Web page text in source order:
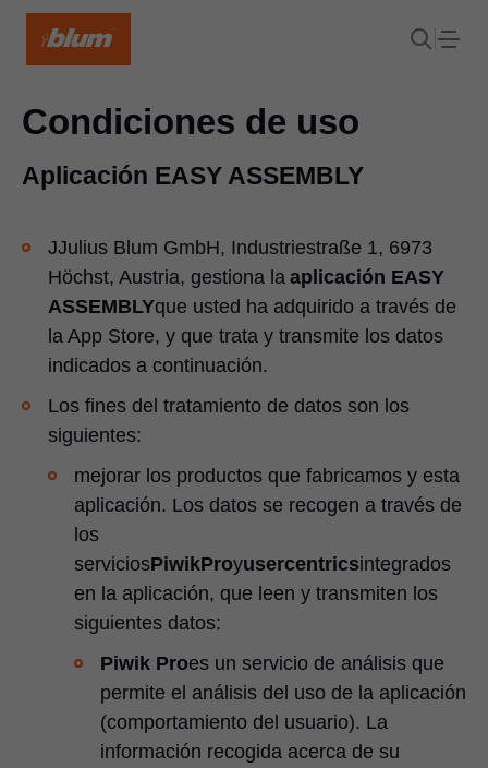
Condiciones de uso
Aplicación EASY ASSEMBLY
JJulius Blum GmbH, Industriestraße 1, 6973
Höchst, Austria, gestiona la aplicación EASY
ASSEMBLYque usted ha adquirido a través de
la App Store, y que trata y transmite los datos
indicados a continuación.
Los fines del tratamiento de datos son los
siguientes:
mejorar los productos que fabricamos y esta
aplicación. Los datos se recogen a través de
los
serviciosPiwikProyusercentricsintegrados
en la aplicación, que leen y transmiten los
siguientes datos:
Piwik Proes un servicio de análisis que
permite el análisis del uso de la aplicación
(comportamiento del usuario). La
información recogida acerca de su